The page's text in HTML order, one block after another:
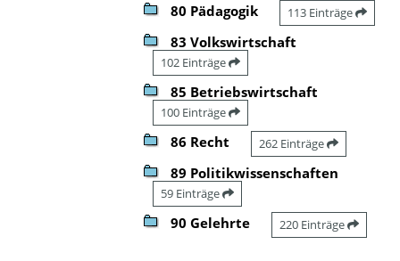
80 Pädagogik 113 Einträge
83 Volkswirtschaft
102 Einträge
85 Betriebswirtschaft
100 Einträge
86 Recht 262 Einträge
89 Politikwissenschaften
59 Einträge
90 Gelehrte 220 Einträge